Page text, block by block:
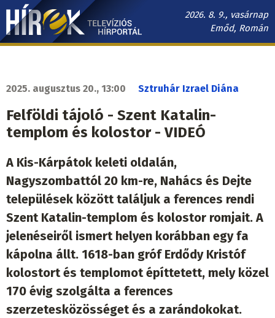
Ugrás
tartalomra
2026. 8. 9., vasárnap
Emőd, Román
Hírek.sk
2025. augusztus 20., 13:00 Sztruhár Izrael Diána
Felföldi tájoló - Szent Katalin-
templom és kolostor - VIDEÓ
A Kis-Kárpátok keleti oldalán,
Nagyszombattól 20 km-re, Nahács és Dejte
települések között találjuk a ferences rendi
Szent Katalin-templom és kolostor romjait. A
jelenéseiről ismert helyen korábban egy fa
kápolna állt. 1618-ban gróf Erdődy Kristóf
kolostort és templomot építtetett, mely közel
170 évig szolgálta a ferences
szerzetesközösséget és a zarándokokat.